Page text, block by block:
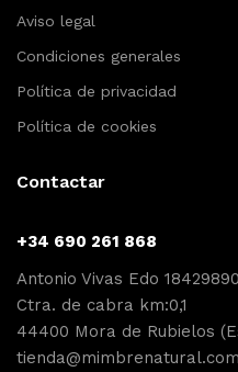
Aviso legal
Condiciones generales
Política de privacidad
Política de cookies
Contactar
+34 690 261 868
Antonio Vivas Edo
Ctra. de cabra km:0,1
44400 Mora de Rubielos
tienda@mimbrenatural.com